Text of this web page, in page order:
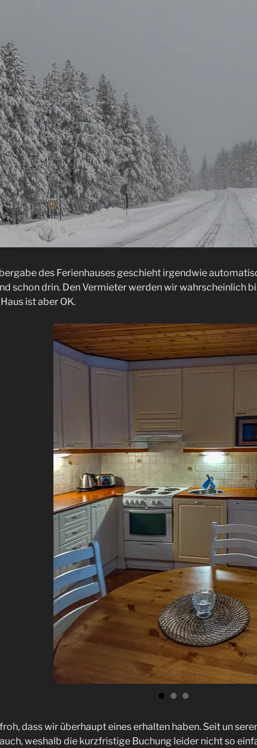
des Ferienhauses geschieht irgendwie
schon drin. Den Vermieter werden wir wahrscheinlich
ist aber OK.
dass wir überhaupt eines erhalten haben. Seit un
weshalb die kurzfristige Buchung leider nicht so